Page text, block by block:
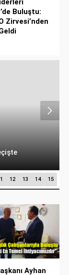
Buluştu:
Zirvesi’nden
12 13 14 15
Ayhan